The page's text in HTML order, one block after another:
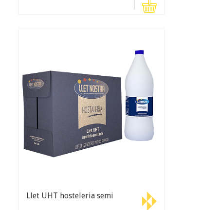
Llet UHT hosteleria semi